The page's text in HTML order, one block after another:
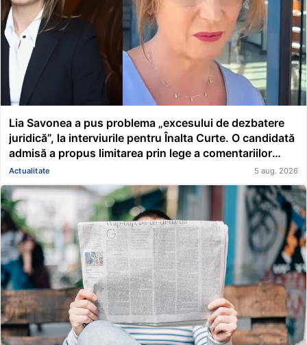
Lia Savonea a pus problema „excesului de dezbatere
juridică”, la interviurile pentru Înalta Curte. O candidată
admisă a propus limitarea prin lege a comentariilor
presei și societății civile în privința deciziilor instanțelor
Actualitate 5 aug. 2026